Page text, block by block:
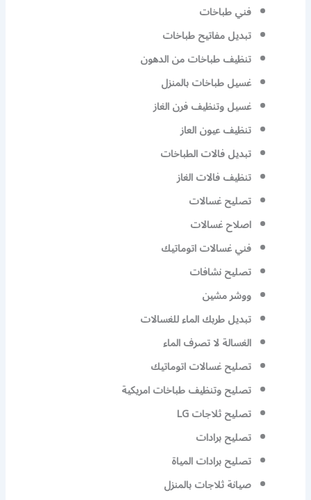
فني طباخات
تبديل مفاتيح طباخات
تنظيف طباخات من الدهون
غسيل طباخات بالمنزل
غسيل وتنظيف فرن الغاز
تنظيف عيون العاز
تبديل فالات الطباخات
تنظيف فالات الغاز
تصليح غسالات
اصلاح غسالات
فني غسالات اتوماتيك
تصليح نشافات
ووشر مشين
تبديل طربك الماء للغسالات
الغسالة لا تصرف الماء
تصليح غسالات اتوماتيك
تصليح وتنظيف طباخات امريكية
تصليح ثلاجات LG
تصليح برادات
تصليح برادات المياة
صيانة ثلاجات بالمنزل